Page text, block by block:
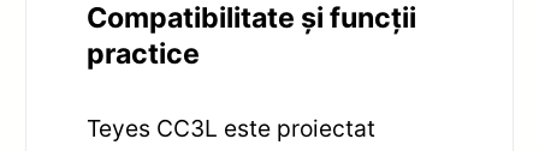
Compatibilitate și funcții
practice
Teyes CC3L este proiectat